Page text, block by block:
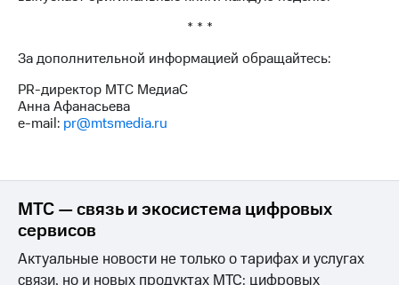
* * *
За дополнительной информацией обращайтесь:
PR-директор МТС МедиаС
Анна Афанасьева
e-mail: pr@mtsmedia.ru
МТС — связь и экосистема цифровых
сервисов
Актуальные новости не только о тарифах и услугах